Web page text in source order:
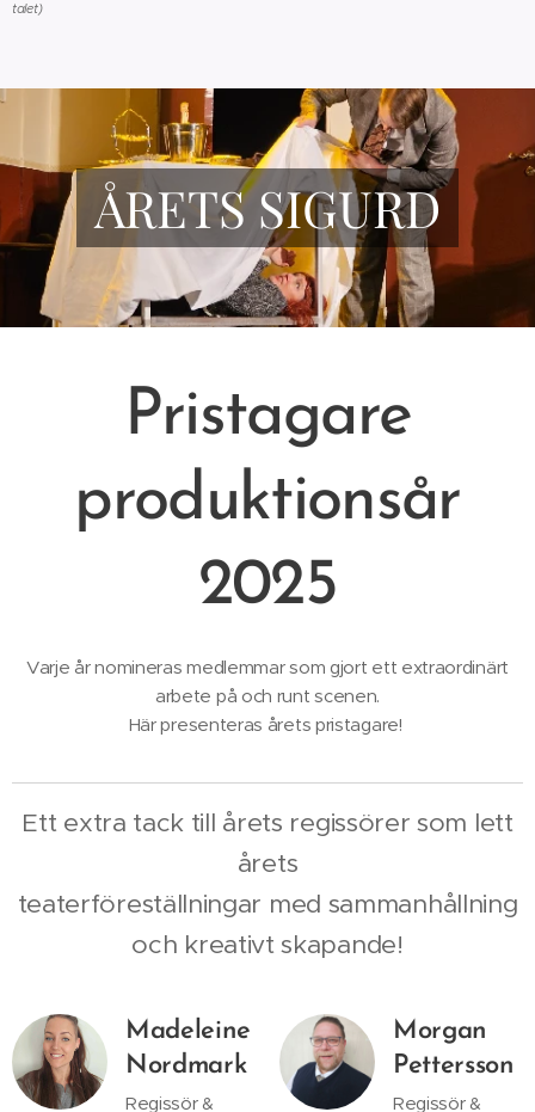
talet)
ÅRETS SIGURD
Pristagare
produktionsår
2025
Varje år nomineras medlemmar som gjort ett extraordinärt
arbete på och runt scenen.
Här presenteras årets pristagare!
Ett extra tack till årets regissörer som lett
årets
teaterföreställningar med sammanhållning
och kreativt skapande!
Madeleine
Nordmark
Regissör &
Morgan
Pettersson
Regissör &